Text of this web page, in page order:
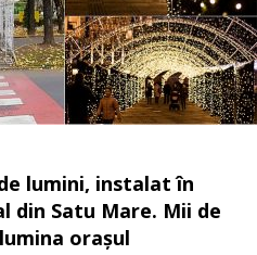
lumini, instalat în
din Satu Mare. Mii de
orașul